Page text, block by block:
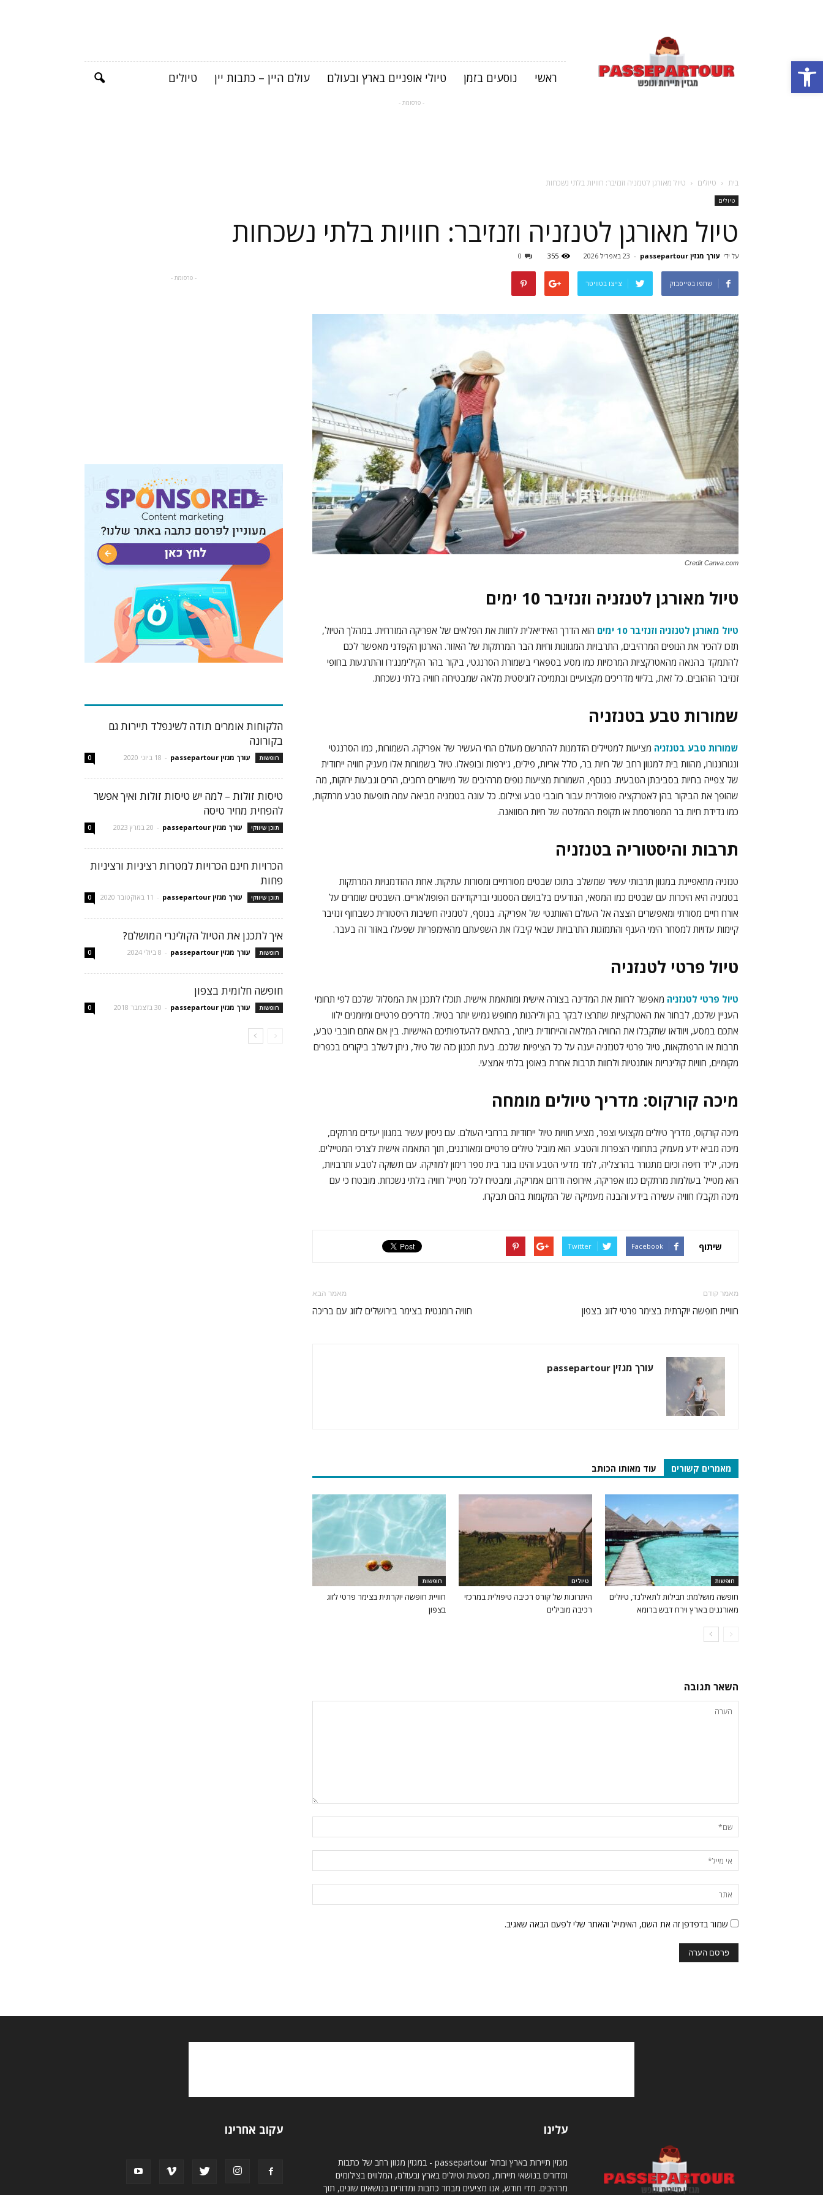
פתח סרגל נגישות
ונופש
בארץ
ראשי נוסעים בזמן טיולי אופניים בארץ ובעולם עולם היין – כתבות יין טיולים
- פרסומת -
בית טיולים טיול מאורגן לטנזניה וזנזיבר: חוויות בלתי נשכחות
טיולים
טיול מאורגן לטנזניה וזנזיבר: חוויות בלתי נשכחות
על ידי עורך מגזין passepartour - 23 באפריל 2026 355
0
שתפו בפייסבוק צייצו בטוויטר
Credit Canva.com
טיול מאורגן לטנזניה וזנזיבר 10 ימים
טיול מאורגן לטנזניה וזנזיבר 10 ימים
הוא הדרך האידיאלית לחוות את הפלאים של אפריקה המזרחית. במהלך הטיול,
תזכו להכיר את הנופים המרהיבים, התרבויות המגוונות וחיות הבר המרתקות של האזור. הארגון הקפדני מאפשר לכם
להתמקד בהנאה מהאטרקציות המרכזיות כמו מסע בספארי בשמורת הסרנגטי, ביקור בהר הקילימנג'רו והתרגעות בחופי
זנזיבר הזהובים. כל זאת, בליווי מדריכים מקצועיים ובתמיכה לוגיסטית מלאה שמבטיחה חוויה בלתי נשכחת.
שמורות טבע בטנזניה
שמורות טבע בטנזניה מציעות למטיילים הזדמנות להתרשם מעולם החי העשיר של אפריקה. השמורות, כמו הסרנגטי
ונגורונגורו, מהוות בית למגוון רחב של חיות בר, כולל אריות, פילים, ג'ירפות ובופאלו. טיול בשמורות אלו מעניק חוויה ייחודית
של צפייה בחיות בסביבתן הטבעית. בנוסף, השמורות מציעות נופים מרהיבים של מישורים רחבים, הרים וגבעות ירוקות, מה
שהופך את הביקור בהן לאטרקציה פופולרית עבור חובבי טבע וצילום. כל עונה בטנזניה מביאה עמה תופעות טבע מרתקות,
כמו נדידת חיות בר המפורסמת או תקופת ההמלטה של חיות הסוואנה.
תרבות והיסטוריה בטנזניה
טנזניה מתאפיינת במגוון תרבותי עשיר שמשלב בתוכו שבטים מסורתיים ומסורות עתיקות. אחת ההזדמנויות המרתקות
בטנזניה היא היכרות עם שבטים כמו המסאי, הנודעים בלבושם הססגוני ובריקודיהם הפופולאריים. השבטים שומרים על
אורח חיים מסורתי ומאפשרים הצצה אל העולם האותנטי של אפריקה. בנוסף, לטנזניה חשיבות היסטורית כשבחוף זנזיבר
קיימות עדויות למסחר הימי הענף והתמזגות התרבויות שבאי קיבלו את השפעתם מהאימפריות שפעלו באזור זה בעבר.
טיול פרטי לטנזניה
טיול פרטי לטנזניה מאפשר לחוות את המדינה בצורה אישית ומותאמת אישית. תוכלו לתכנן את המסלול שלכם לפי תחומי
העניין שלכם, לבחור את האטרקציות שתרצו לבקר בהן וליהנות מחופש גמיש יותר בטיול. מדריכים פרטיים ומיומנים ילוו
אתכם במסע, ויוודאו שתקבלו את החוויה המלאה והייחודית ביותר, בהתאם להעדפותיכם האישיות. בין אם אתם חובבי טבע,
תרבות או הרפתקאות, טיול פרטי לטנזניה יענה על כל הציפיות שלכם. בעת תכנון כזה של טיול, ניתן לשלב ביקורים בכפרים
מקומיים, חוויות קולינריות אותנטיות ולחוות תרבות אחרת באופן בלתי אמצעי.
מיכה קורקוס: מדריך טיולים מומחה
מיכה קורקוס, מדריך טיולים מקצועי וצפר, מציע חוויות טיול ייחודיות ברחבי העולם. עם ניסיון עשיר במגוון יעדים מרתקים,
מיכה מביא ידע מעמיק בתחומי הצפרות והטבע. הוא מוביל טיולים פרטיים ומאורגנים, תוך התאמה אישית לצרכי המטיילים.
מיכה, יליד חיפה וכיום מתגורר בהרצליה, למד מדעי הטבע והינו בוגר בית ספר רימון למוזיקה. עם תשוקה לטבע ותרבויות,
הוא מטייל בעולמות מרתקים כמו אפריקה, אירופה ודרום אמריקה, ומבטיח לכל מטייל חוויה בלתי נשכחת. מובטח כי עם
מיכה תקבלו חוויה עשירה בידע והבנה מעמיקה של המקומות בהם תבקרו.
שיתוף Facebook
Twitter
מאמר קודם
חוויית חופשה יוקרתית בצימר פרטי לזוג בצפון
מאמר הבא
חוויה רומנטית בצימר בירושלים לזוג עם בריכה
עורך מגזין passepartour
מאמרים קשורים עוד מאותו הכותב
חופשות
חופשה מושלמת: חבילות לתאילנד, טיולים
מאורגנים בארץ וירח דבש ברומא
טיולים
היתרונות של קורס רכיבה טיפולית במרכזי
רכיבה מובילים
חופשות
חוויית חופשה יוקרתית בצימר פרטי לזוג
בצפון
השאר תגובה
שמור בדפדפן זה את השם, האימייל והאתר שלי לפעם הבאה שאגיב.
- פרסומת -
הלקוחות אומרים תודה לשינפלד תיירות גם
בקורונה
חופשות עורך מגזין passepartour - 18 ביוני 2020 0
טיסות זולות – למה יש טיסות זולות ואיך אפשר
להפחית מחיר טיסה
תוכן שיווקי עורך מגזין passepartour - 20 במרץ 2023 0
הכרויות חינם הכרויות למטרות רציניות ורציניות
פחות
תוכן שיווקי עורך מגזין passepartour - 11 באוקטובר 2020 0
איך לתכנן את הטיול הקולינרי המושלם?
חופשות עורך מגזין passepartour - 8 ביולי 2024 0
חופשה חלומית בצפון
חופשות עורך מגזין passepartour - 30 בדצמבר 2018 0
עלינו
מגזין תיירות בארץ ובחול passepartour - במגזין מגוון רחב של כתבות
ומדורים בנושאי תיירות, מסעות וטיולים בארץ ובעולם, המלווים בצילומים
מרהיבים. מדי חודש, אנו מציעים מבחר כתבות ומדורים בנושאים שונים, תוך
עקוב אחרינו